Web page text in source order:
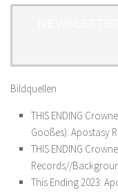
Bildquellen
THIS ENDING
Gooßes): Apostasy
THIS ENDING
Records//
This Ending 2023: